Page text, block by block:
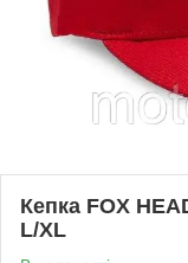
Кепка FOX
L/XL